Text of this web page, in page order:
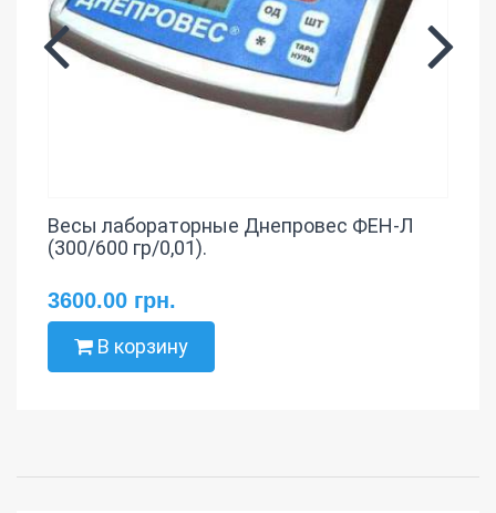
Весы лабораторные Днепровес ФЕН-Л
(300/600 гр/0,01).
3600.00 грн.
В корзину